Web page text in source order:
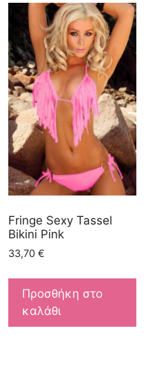
Fringe Sexy Tassel
Bikini Pink
33,70 €
Προσθήκη στο
καλάθι